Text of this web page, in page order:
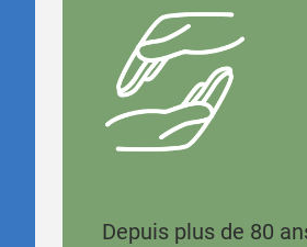
Depuis plus de 80